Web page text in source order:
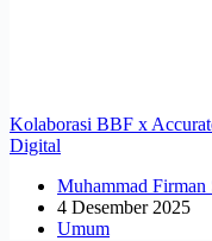
Kolaborasi BBF x
Digital
Muhammad Firman
4 Desember 2025
Umum